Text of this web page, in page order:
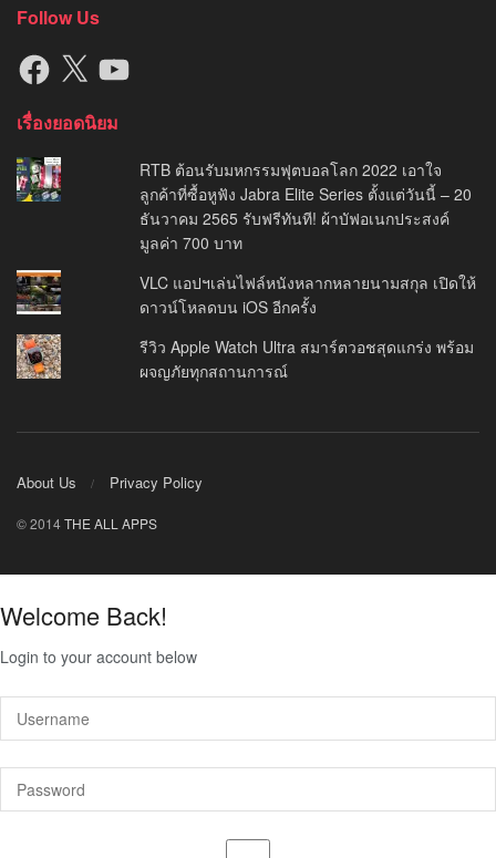
Follow Us
Facebook
X YouTube
เรื่องยอดนิยม
RTB ต้อนรับมหกรรมฟุตบอลโลก 2022 เอาใจ
ลูกค้าที่ซื้อหูฟัง Jabra Elite Series ตั้งแต่วันนี้ – 20
ธันวาคม 2565 รับฟรีทันที! ผ้าบัฟอเนกประสงค์
มูลค่า 700 บาท
VLC แอปฯเล่นไฟล์หนังหลากหลายนามสกุล เปิดให้
ดาวน์โหลดบน iOS อีกครั้ง
รีวิว Apple Watch Ultra สมาร์ตวอชสุดแกร่ง พร้อม
ผจญภัยทุกสถานการณ์
About Us Privacy Policy
© 2014THE ALL APPS
Welcome Back!
Login to your account below